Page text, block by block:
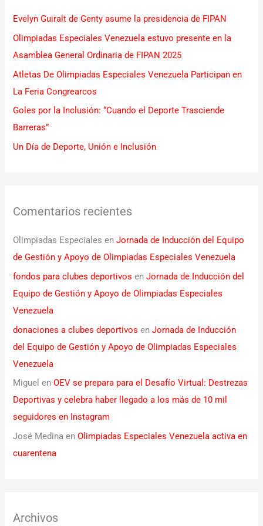
p
o
r
:
Evelyn Guiralt de Genty asume la presidencia de FIPAN
Olimpiadas Especiales Venezuela estuvo presente en la
Asamblea General Ordinaria de FIPAN 2025
Atletas De Olimpiadas Especiales Venezuela Participan en
La Feria Congrearcos
Goles por la Inclusión: “Cuando el Deporte Trasciende
Barreras”
Un Día de Deporte, Unión e Inclusión
Comentarios recientes
Olimpiadas Especiales enJornada de Inducción del Equipo
de Gestión y Apoyo de Olimpiadas Especiales Venezuela
fondos para clubes deportivos enJornada de Inducción del
Equipo de Gestión y Apoyo de Olimpiadas Especiales
Venezuela
donaciones a clubes deportivos enJornada de Inducción
del Equipo de Gestión y Apoyo de Olimpiadas Especiales
Venezuela
Miguel enOEV se prepara para el Desafío Virtual: Destrezas
Deportivas y celebra haber llegado a los más de 10 mil
seguidores en Instagram
José Medina enOlimpiadas Especiales Venezuela activa en
cuarentena
Archivos